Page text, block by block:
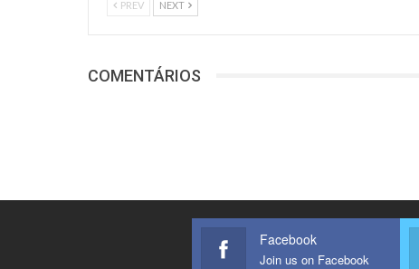
PREV NEXT
COMENTÁRIOS
Facebook
Join us on Facebook